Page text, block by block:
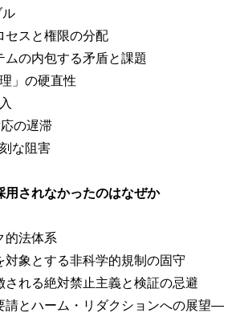
スと権限の分配
の内包する矛盾と課題
」の硬直性
の遅滞
な阻害
されなかったのはなぜか
的法体系
象とする非科学的規制の固守
れる絶対禁止主義と検証の忌避
とハーム・リダクションへの展望―